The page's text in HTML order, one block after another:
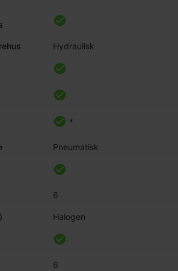
Hydraulisk
*
Pneumatisk
6
Halogen
6